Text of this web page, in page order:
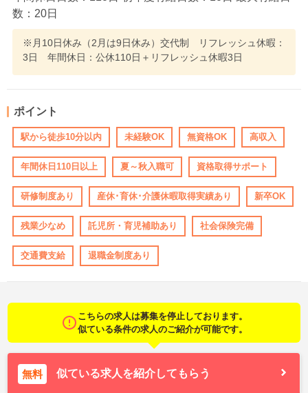
数：20日
※月10日休み（2月は9日休み）交代制 リフレッシュ休暇：
3日 年間休日：公休110日＋リフレッシュ休暇3日
ポイント
駅から徒歩10分以内 未経験OK 無資格OK 高収入
年間休日110日以上 夏～秋入職可 資格取得サポート
研修制度あり 産休･育休･介護休暇取得実績あり 新卒OK
残業少なめ 託児所・育児補助あり 社会保険完備
交通費支給 退職金制度あり
こちらの求人は募集を停止しております。
似ている条件の求人のご紹介が可能です。
無料 似ている求人を紹介してもらう